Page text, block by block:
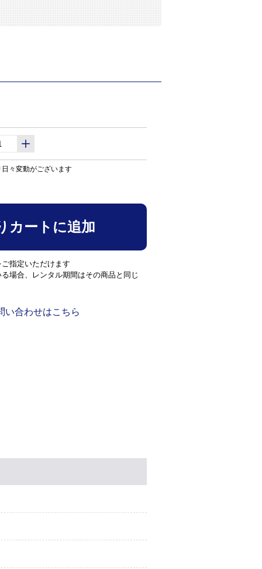
々変動がございます
カートに追加
指定いただけます
場合、レンタル期間はその商品と同じ
い合わせはこちら